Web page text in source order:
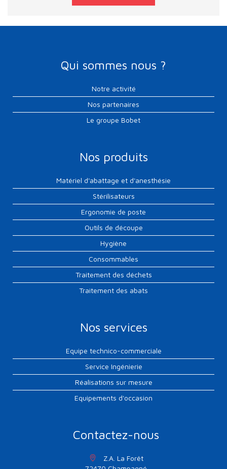
Qui sommes nous ?
Notre activité
Nos partenaires
Le groupe Bobet
Nos produits
Matériel d'abattage et d'anesthésie
Stérilisateurs
Ergonomie de poste
Outils de découpe
Hygiène
Consommables
Traitement des déchets
Traitement des abats
Nos services
Equipe technico-commerciale
Service Ingénierie
Réalisations sur mesure
Equipements d'occasion
Contactez-nous
Z.A. La Forêt